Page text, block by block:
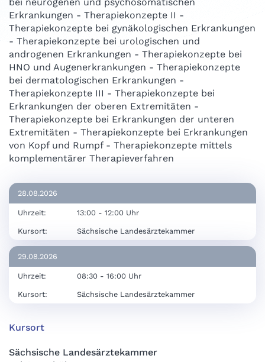
Erkrankungen - Therapiekonzepte II -
Therapiekonzepte bei gynäkologischen Erkrankungen
- Therapiekonzepte bei urologischen und
androgenen Erkrankungen - Therapiekonzepte bei
HNO und Augenerkrankungen - Therapiekonzepte
bei dermatologischen Erkrankungen -
Therapiekonzepte III - Therapiekonzepte bei
Erkrankungen der oberen Extremitäten -
Therapiekonzepte bei Erkrankungen der unteren
Extremitäten - Therapiekonzepte bei Erkrankungen
von Kopf und Rumpf - Therapiekonzepte mittels
komplementärer Therapieverfahren
28.08.2026
Uhrzeit: 13:00 - 12:00 Uhr
Kursort: Sächsische Landesärztekammer
29.08.2026
Uhrzeit: 08:30 - 16:00 Uhr
Kursort: Sächsische Landesärztekammer
Kursort
Sächsische Landesärztekammer